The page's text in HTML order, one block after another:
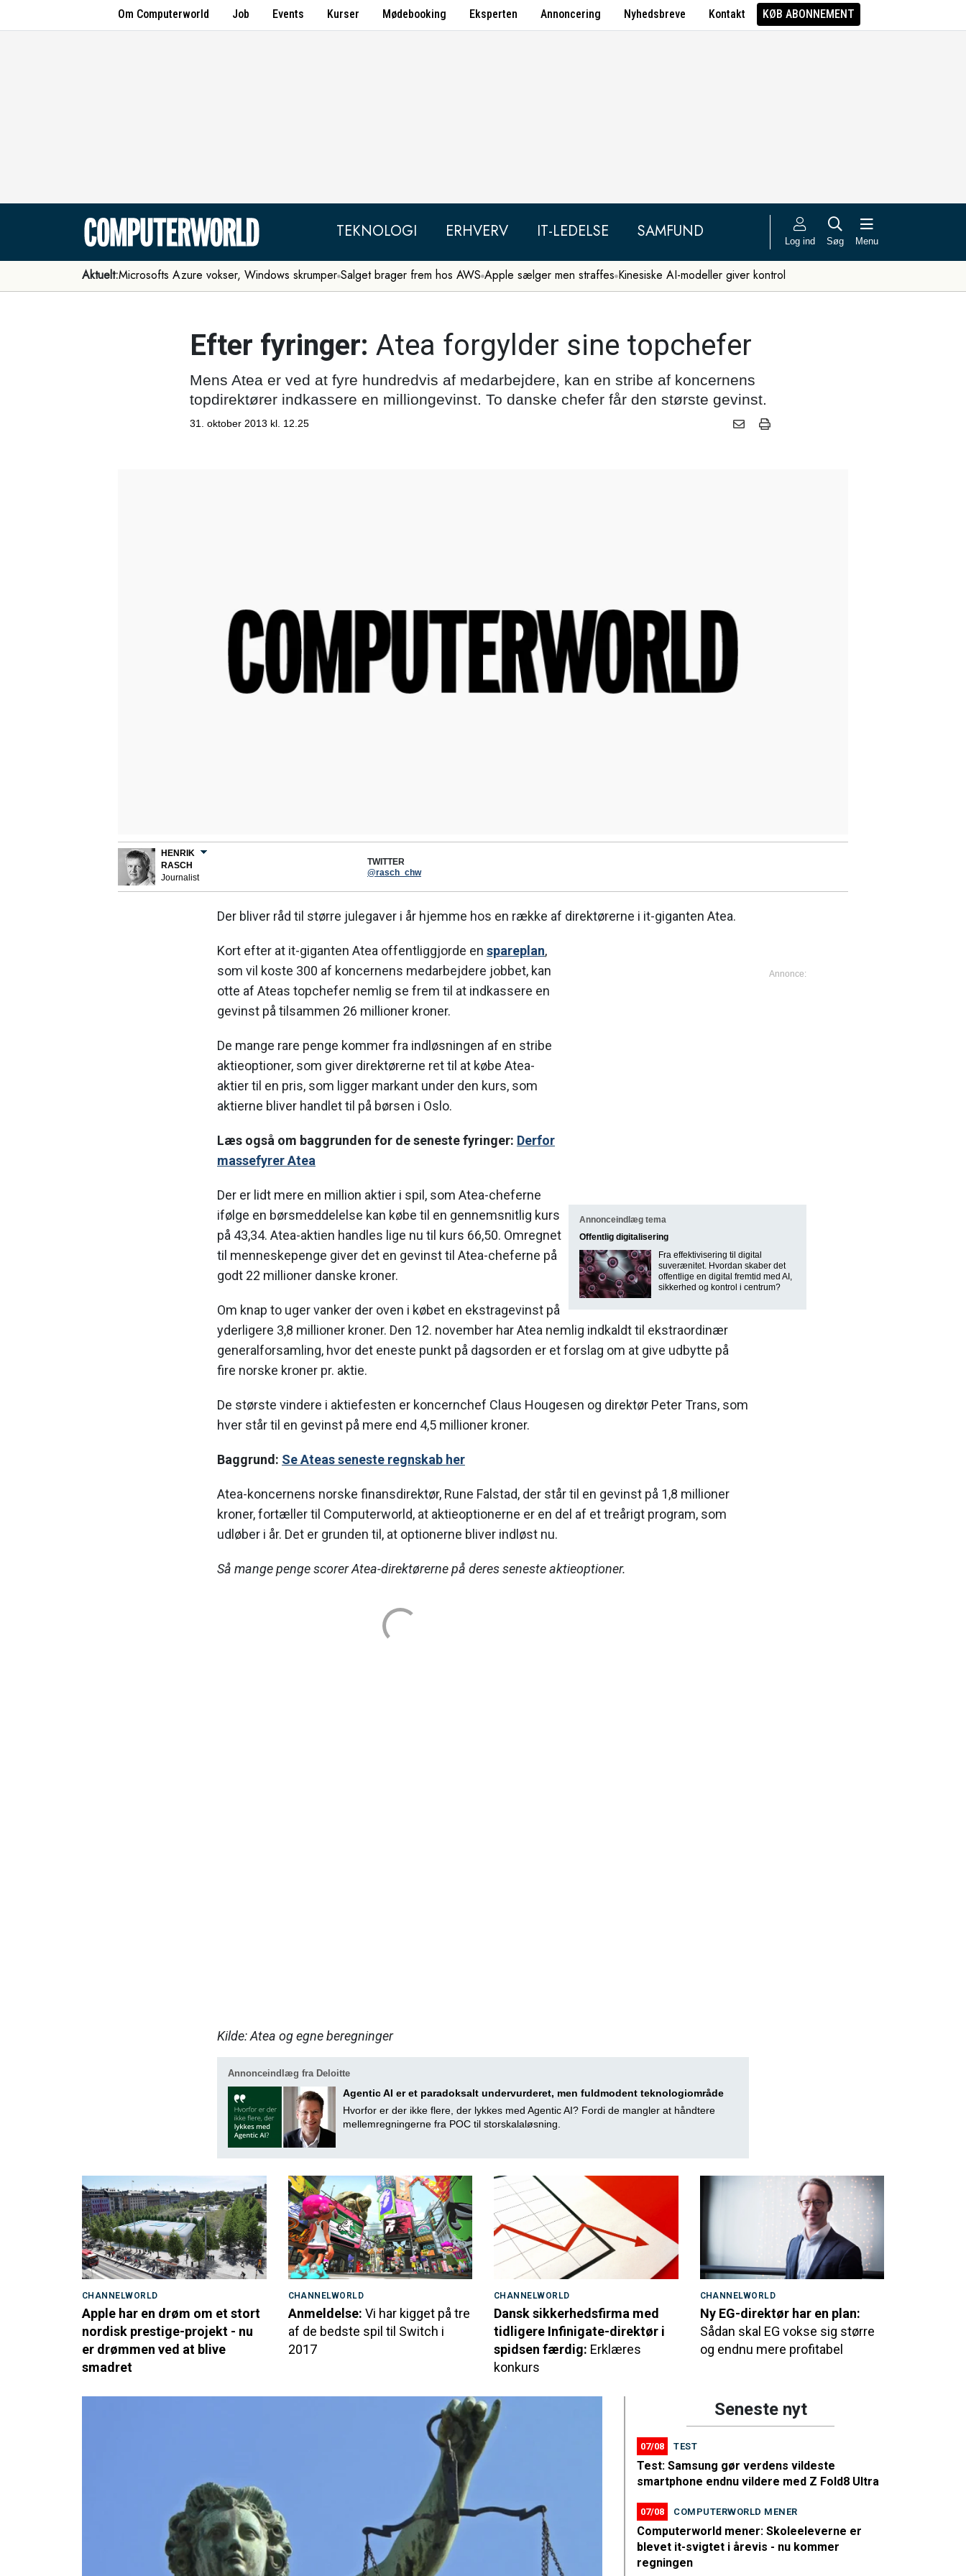
Om Computerworld Job Events Kurser Mødebooking Eksperten Annoncering Nyhedsbreve Kontakt KØB ABONNEMENT
TEKNOLOGI ERHVERV IT-LEDELSE SAMFUND Log ind Søg Menu
Aktuelt:Microsofts Azure vokser, Windows skrumper Salget brager frem hos AWS Apple sælger men straffes Kinesiske AI-modeller giver kontrol
Efter fyringer: Atea forgylder sine topchefer
Mens Atea er ved at fyre hundredvis af medarbejdere, kan en stribe af koncernens
topdirektører indkassere en milliongevinst. To danske chefer får den største gevinst.
31. oktober 2013 kl. 12.25
HENRIK
RASCH
Journalist
TWITTER
@rasch_chw
Annonceindlæg tema
Offentlig digitalisering
Fra effektivisering til digital
suverænitet. Hvordan skaber det
offentlige en digital fremtid med AI,
sikkerhed og kontrol i centrum?
Der bliver råd til større julegaver i år hjemme hos en række af direktørerne i it-giganten Atea.
Kort efter at it-giganten Atea offentliggjorde en spareplan,
som vil koste 300 af koncernens medarbejdere jobbet, kan
otte af Ateas topchefer nemlig se frem til at indkassere en
gevinst på tilsammen 26 millioner kroner.
De mange rare penge kommer fra indløsningen af en stribe
aktieoptioner, som giver direktørerne ret til at købe Atea-
aktier til en pris, som ligger markant under den kurs, som
aktierne bliver handlet til på børsen i Oslo.
Læs også om baggrunden for de seneste fyringer: Derfor
massefyrer Atea
Der er lidt mere en million aktier i spil, som Atea-cheferne
ifølge en børsmeddelelse kan købe til en gennemsnitlig kurs
på 43,34. Atea-aktien handles lige nu til kurs 66,50. Omregnet
til menneskepenge giver det en gevinst til Atea-cheferne på
godt 22 millioner danske kroner.
Om knap to uger vanker der oven i købet en ekstragevinst på
yderligere 3,8 millioner kroner. Den 12. november har Atea nemlig indkaldt til ekstraordinær
generalforsamling, hvor det eneste punkt på dagsorden er et forslag om at give udbytte på
fire norske kroner pr. aktie.
De største vindere i aktiefesten er koncernchef Claus Hougesen og direktør Peter Trans, som
hver står til en gevinst på mere end 4,5 millioner kroner.
Baggrund: Se Ateas seneste regnskab her
Atea-koncernens norske finansdirektør, Rune Falstad, der står til en gevinst på 1,8 millioner
kroner, fortæller til Computerworld, at aktieoptionerne er en del af et treårigt program, som
udløber i år. Det er grunden til, at optionerne bliver indløst nu.
Så mange penge scorer Atea-direktørerne på deres seneste aktieoptioner.
Kilde: Atea og egne beregninger
Annonceindlæg fra Deloitte
Agentic AI er et paradoksalt undervurderet, men fuldmodent teknologiområde
Hvorfor er der ikke flere, der lykkes med Agentic AI? Fordi de mangler at håndtere
mellemregningerne fra POC til storskalaløsning.
CHANNELWORLD
Apple har en drøm om et stort
nordisk prestige-projekt - nu
er drømmen ved at blive
smadret
CHANNELWORLD
Anmeldelse: Vi har kigget på tre
af de bedste spil til Switch i
2017
CHANNELWORLD
Dansk sikkerhedsfirma med
tidligere Infinigate-direktør i
spidsen færdig: Erklæres
konkurs
CHANNELWORLD
Ny EG-direktør har en plan:
Sådan skal EG vokse sig større
og endnu mere profitabel
Seneste nyt
07/08 TEST
Test: Samsung gør verdens vildeste
smartphone endnu vildere med Z Fold8 Ultra
07/08 COMPUTERWORLD MENER
Computerworld mener: Skoleeleverne er
blevet it-svigtet i årevis - nu kommer
regningen